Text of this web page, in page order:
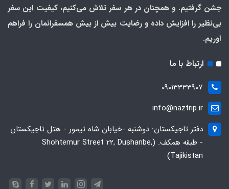
جشن گرفتیم. و همچنان در هر سفر تلاش می‌کنیم، کیفیت این سفر
بی‌نظیر را افزایش داده و رضایت بیش از بیش همسفرانمان را فراهم
آوریم.
ارتباط با ما
09013333907
info@naztrip.ir
دفتر تاجیکستان: دوشنبه -خیابان شاه تیمور - هتل تاجیکستان
- طبقه همکف. (Shohtemur Street 22, Dushanbe,
Tajikistan)